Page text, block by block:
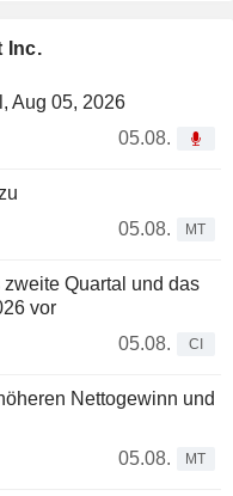
Inc.
Aug 05, 2026
05.08.
05.08.
MT
Quartal und das
vor
05.08.
CI
Nettogewinn und
05.08.
MT